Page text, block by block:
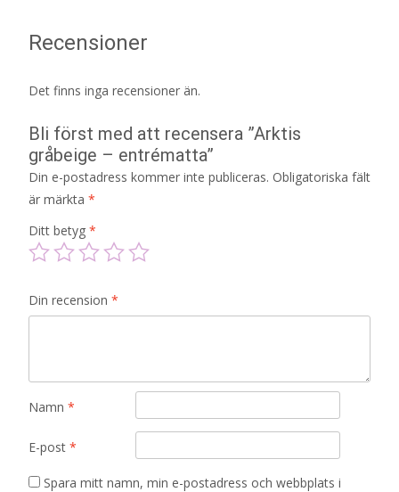
Recensioner
Det finns inga recensioner än.
Bli först med att recensera ”Arktis
gråbeige – entrématta”
Din e-postadress kommer inte publiceras. Obligatoriska fält
är märkta *
Ditt betyg *
Din recension *
Namn *
E-post *
Spara mitt namn, min e-postadress och webbplats i